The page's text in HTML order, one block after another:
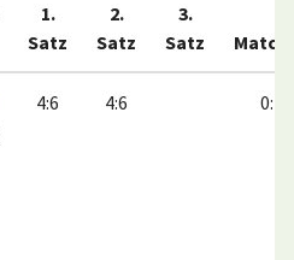
1.
Satz
2.
Satz
3.
Satz
4:6 4:6 0:1